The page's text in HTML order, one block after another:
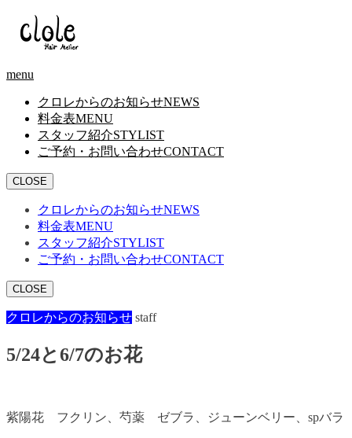
menu
クロレからのお知らせNEWS
料金表MENU
スタッフ紹介STYLIST
ご予約・お問い合わせCONTACT
CLOSE
クロレからのお知らせNEWS
料金表MENU
スタッフ紹介STYLIST
ご予約・お問い合わせCONTACT
CLOSE
クロレからのお知らせ staff
5/24と6/7のお花
紫陽花 フクリン、芍薬 ゼブラ、ジューンベリー、spバラ